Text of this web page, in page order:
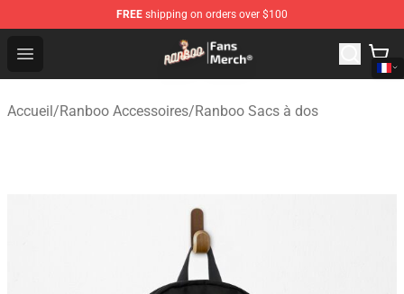
FREE shipping on orders over $100
Open menu
Ranboo Store - Official Ranboo Merchandise Shop
Accueil/Ranboo Accessoires/Ranboo Sacs à dos